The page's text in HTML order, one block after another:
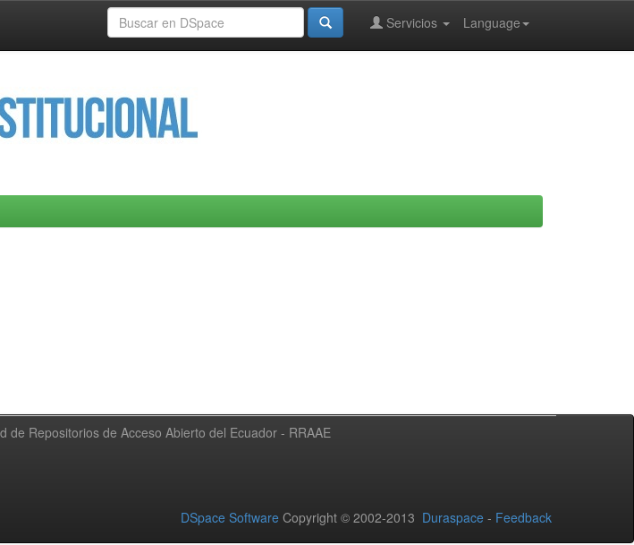
Language
Servicios
de Repositorios de Acceso Abierto del Ecuador - RRAAE
DSpace Software Copyright © 2002-2013 Duraspace - Feedback